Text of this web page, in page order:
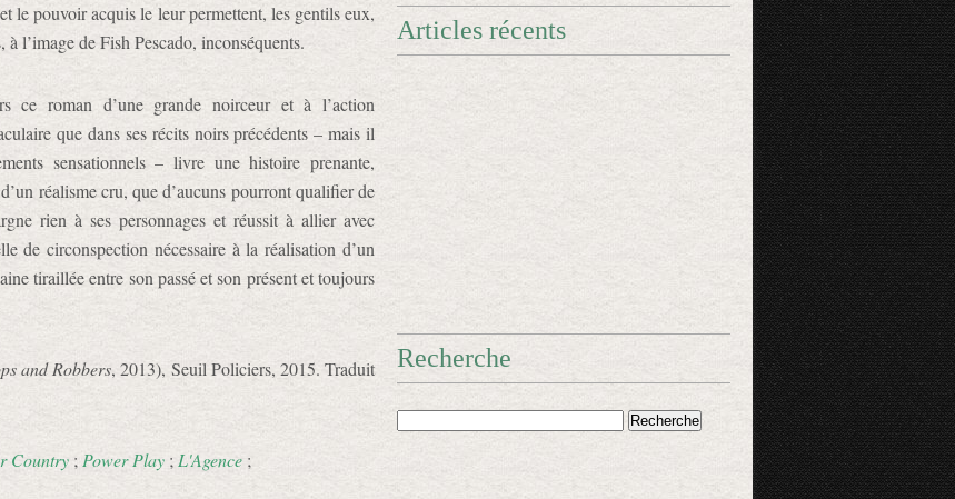
le pouvoir acquis le leur permettent, les gentils eux,
l’image de Fish Pescado, inconséquents.
ce roman d’une grande noirceur et à l’action
que dans ses récits noirs précédents – mais il
sensationnels – livre une histoire prenante,
réalisme cru, que d’aucuns pourront qualifier de
rien à ses personnages et réussit à allier avec
de circonspection nécessaire à la réalisation d’un
tiraillée entre son passé et son présent et toujours
and Robbers, 2013), Seuil Policiers, 2015. Traduit
Country ; Power Play ; L'Agence ;
Articles récents
Recherche